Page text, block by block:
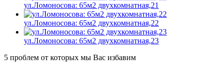
ул.Ломоносова: 65м2 двухкомнатная,21
ул.Ломоносова: 65м2 двухкомнатная,22
ул.Ломоносова: 65м2 двухкомнатная,23
5 проблем от которых мы Вас избавим